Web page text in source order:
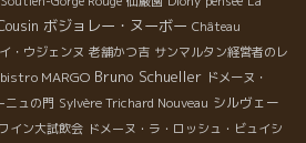
ボジョレー・ヌーボー Château
・ウジェンヌ 老舗かつ吉 サンマルタン経営者のレ
MARGO Bruno Schueller ドメーヌ・
ニュの門 Sylvère Trichard Nouveau シルヴェー
イン大試飲会 ドメーヌ・ラ・ロッシュ・ビュイシ